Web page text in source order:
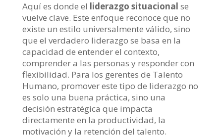
Aquí es donde el liderazgo situacional se
vuelve clave. Este enfoque reconoce que no
existe un estilo universalmente válido, sino
que el verdadero liderazgo se basa en la
capacidad de entender el contexto,
comprender a las personas y responder con
flexibilidad. Para los gerentes de Talento
Humano, promover este tipo de liderazgo no
es solo una buena práctica, sino una
decisión estratégica que impacta
directamente en la productividad, la
motivación y la retención del talento.